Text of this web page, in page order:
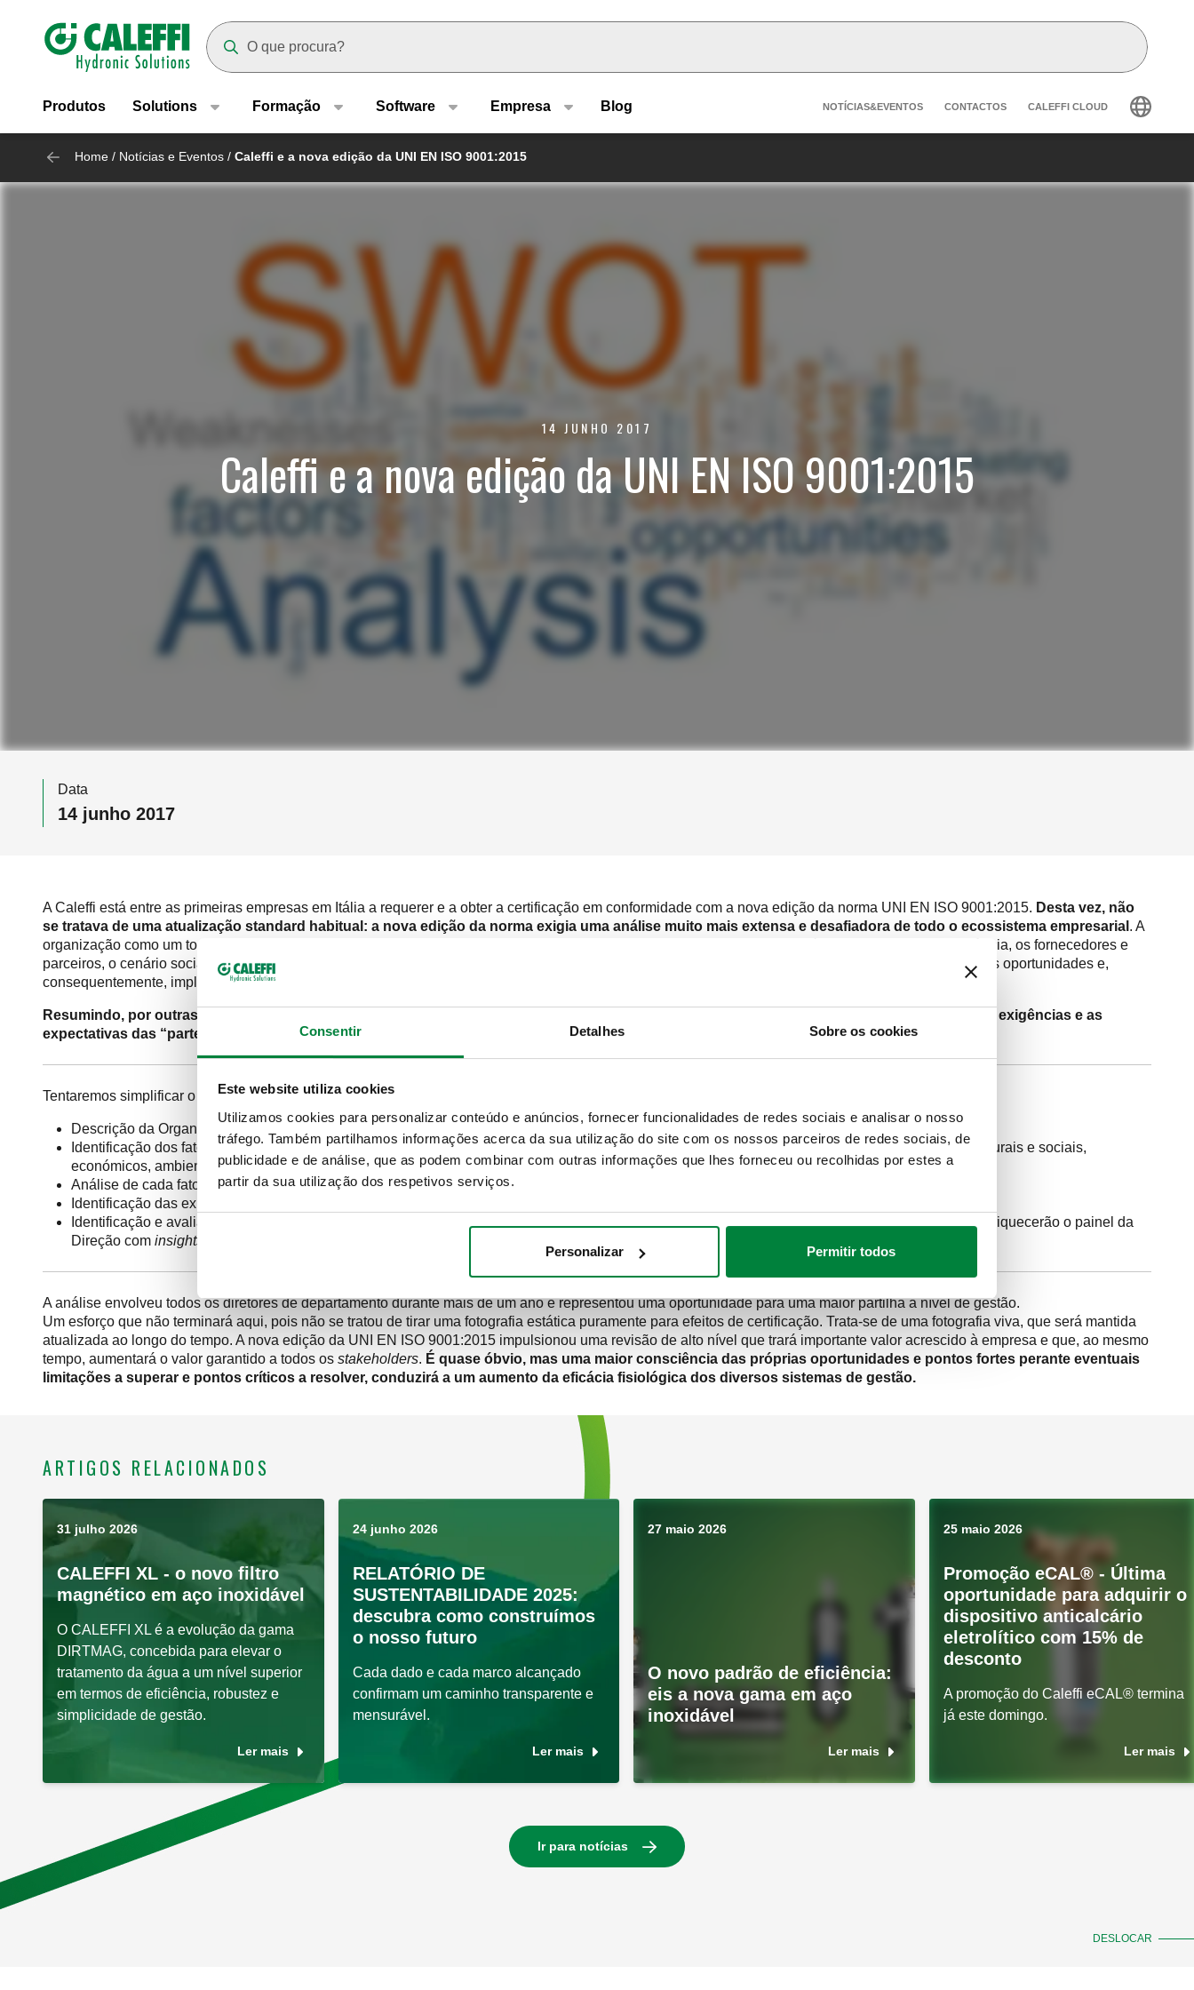
Consentir Detalhes Sobre os cookies
Este website utiliza cookies
Utilizamos cookies para personalizar conteúdo e anúncios, fornecer funcionalidades de redes sociais e analisar o nosso
tráfego. Também partilhamos informações acerca da sua utilização do site com os nossos parceiros de redes sociais, de
publicidade e de análise, que as podem combinar com outras informações que lhes forneceu ou recolhidas por estes a
partir da sua utilização dos respetivos serviços.
Personalizar Permitir todos
Header main navigation
Produtos Solutions Formação Software Empresa Blog Header secondary navigation
NOTÍCIAS&EVENTOS CONTACTOS CALEFFI CLOUD
Home / Notícias e Eventos / Caleffi e a nova edição da UNI EN ISO 9001:2015
14 JUNHO 2017
Caleffi e a nova edição da UNI EN ISO 9001:2015
Data
14 junho 2017
A Caleffi está entre as primeiras empresas em Itália a requerer e a obter a certificação em conformidade com a nova edição da norma UNI EN ISO 9001:2015. Desta vez, não
se tratava de uma atualização standard habitual: a nova edição da norma exigia uma análise muito mais extensa e desafiadora de todo o ecossistema empresarial . A
organização como um todo teve de avaliar o contexto em que opera com uma visão a 360 graus - ou seja, incluindo o território, os mercados de referência, os fornecedores e
parceiros, o cenário social onde se integra, os recursos internos, quer sejam humanos, financeiros ou materiais - a fim de identificar e gerir os riscos e as oportunidades e,
consequentemente, implementar ações para melhorar a eficácia dos sistemas de gestão e proteger bens.
Resumindo, por outras palavras, a Direção teve de enfrentar uma articulada e complexa análise SWOT da empresa, tendo sempre presente as exigências e as
expectativas das “partes interessadas” (stakeholders
Tentaremos simplificar o percurso realizado para dar uma ideia do trabalho desenvolvido:
Descrição da Organização e identificação dos bens de valor em relação ao contexto interno/externo.
Identificação dos fatores de contexto interno/externo (Análise PEST - fatores político-legais, tecnológicos, de competitividade, mercado, fatores culturais e sociais,
económicos, ambientais e territoriais; fatores de valores e éticos, culturais e de conhecimento da organização).
Análise de cada fator na situação atual e naquela esperada/prevista.
Identificação das exigências e expectativas das “partes interessadas” (
Identificação e avaliação de riscos e oportunidades: cada evento foi ponderado, segundo uma classificação comum, para obter indicadores que enriquecerão o painel da
Direção com insights
A análise envolveu todos os diretores de departamento durante mais de um ano e representou uma oportunidade para uma maior partilha a nível de gestão.
Um esforço que não terminará aqui, pois não se tratou de tirar uma fotografia estática puramente para efeitos de certificação. Trata-se de uma fotografia viva, que será mantida
atualizada ao longo do tempo. A nova edição da UNI EN ISO 9001:2015 impulsionou uma revisão de alto nível que trará importante valor acrescido à empresa e que, ao mesmo
tempo, aumentará o valor garantido a todos os stakeholders. É quase óbvio, mas uma maior consciência das próprias oportunidades e pontos fortes perante eventuais
limitações a superar e pontos críticos a resolver, conduzirá a um aumento da eficácia fisiológica dos diversos sistemas de gestão.
ARTIGOS RELACIONADOS
31 julho 2026
CALEFFI XL - o novo filtro
magnético em aço inoxidável
O CALEFFI XL é a evolução da gama
DIRTMAG, concebida para elevar o
tratamento da água a um nível superior
em termos de eficiência, robustez e
simplicidade de gestão.
Ler mais
24 junho 2026
RELATÓRIO DE
SUSTENTABILIDADE 2025:
descubra como construímos
o nosso futuro
Cada dado e cada marco alcançado
confirmam um caminho transparente e
mensurável.
Ler mais
27 maio 2026
O novo padrão de eficiência:
eis a nova gama em aço
inoxidável
Ler mais
25 maio 2026
Promoção eCAL® - Última
oportunidade para adquirir o
dispositivo anticalcário
eletrolítico com 15% de
desconto
A promoção do Caleffi eCAL® termina
já este domingo.
Ler mais
DESLOCAR
Ir para notícias